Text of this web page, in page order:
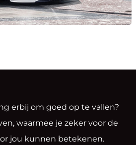
erbij om goed op te vallen?
waarmee je zeker voor de
jou kunnen betekenen.